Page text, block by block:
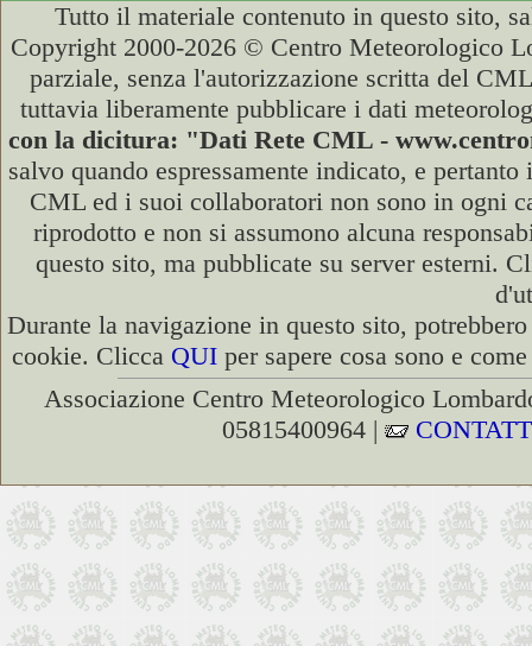
Tutto il materiale contenuto in questo sito,
Copyright 2000-2026 © Centro Meteorologico
parziale, senza l'autorizzazione scritta del
tuttavia liberamente pubblicare i dati
con la dicitura: "Dati Rete CML -
salvo quando espressamente indicato, e
CML ed i suoi collaboratori non sono in ogni
riprodotto e non si assumono alcuna
questo sito, ma pubblicate su server esterni.
Durante la navigazione in questo sito,
cookie. Clicca QUI per sapere cosa sono e
Associazione Centro Meteorologico
05815400964 |